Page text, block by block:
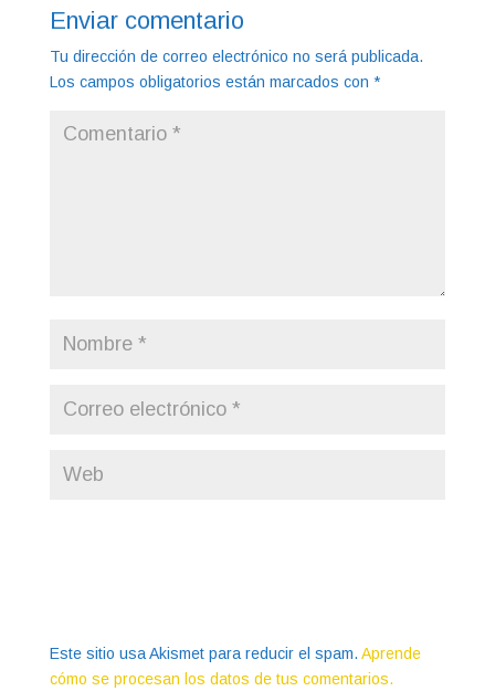
Enviar comentario
Tu dirección de correo electrónico no será publicada.
Los campos obligatorios están marcados con *
Este sitio usa Akismet para reducir el spam. Aprende
cómo se procesan los datos de tus comentarios.